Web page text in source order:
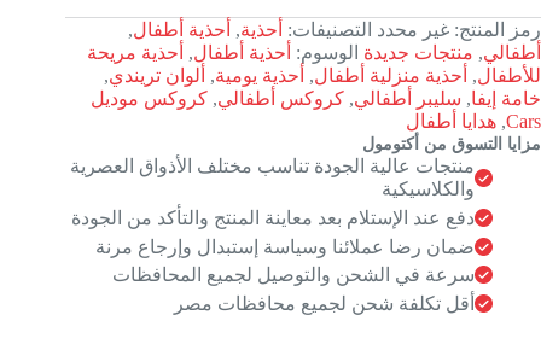
مبهجة
مقاس
20-
31
رمز المنتج: غير محدد التصنيفات: أحذية, أحذية أطفال,
أطفالي, منتجات جديدة الوسوم: أحذية أطفال, أحذية مريحة
للأطفال, أحذية منزلية أطفال, أحذية يومية, ألوان تريندي,
خامة إيفا, سليبر أطفالي, كروكس أطفالي, كروكس موديل
Cars
, هدايا أطفال
مزايا التسوق من أكتومول
منتجات عالية الجودة تناسب مختلف الأذواق العصرية
والكلاسيكية
دفع عند الإستلام بعد معاينة المنتج والتأكد من الجودة
ضمان رضا عملائنا وسياسة إستبدال وإرجاع مرنة
سرعة في الشحن والتوصيل لجميع المحافظات
أقل تكلفة شحن لجميع محافظات مصر